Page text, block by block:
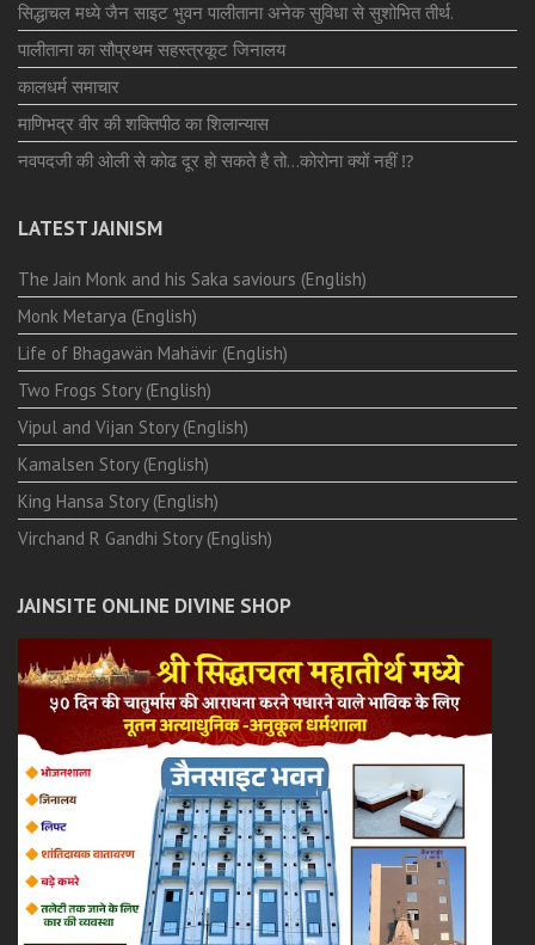
सिद्धाचल मध्ये जैन साइट भुवन पालीताना अनेक सुविधा से सुशोभित तीर्थ.
पालीताना का सौप्रथम सहस्त्रकूट जिनालय
कालधर्म समाचार
माणिभद्र वीर की शक्तिपीठ का शिलान्यास
नवपदजी की ओली से कोढ दूर हो सकते है तो…कोरोना क्यों नहीं ⁉️
LATEST JAINISM
The Jain Monk and his Saka saviours (English)
Monk Metarya (English)
Life of Bhagawän Mahävir (English)
Two Frogs Story (English)
Vipul and Vijan Story (English)
Kamalsen Story (English)
King Hansa Story (English)
Virchand R Gandhi Story (English)
JAINSITE ONLINE DIVINE SHOP